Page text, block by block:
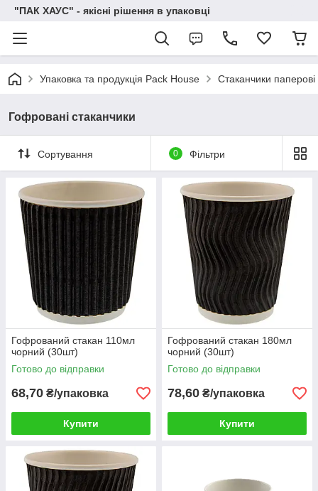
"ПАК ХАУС" - якісні рішення в упаковці
Упаковка та продукція Pack House Стаканчики
Гофровані стаканчики
Сортування 0 Фільтри
Гофрований стакан 110мл
чорний (30шт)
Готово до відправки
68,70 ₴/упаковка
Купити
Гофрований стакан 180мл
чорний (30шт)
Готово до відправки
78,60 ₴/упаковка
Купити